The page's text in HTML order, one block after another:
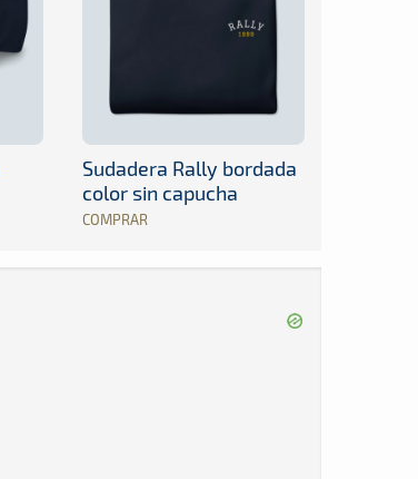
Sudadera Rally bordada
color sin capucha
COMPRAR